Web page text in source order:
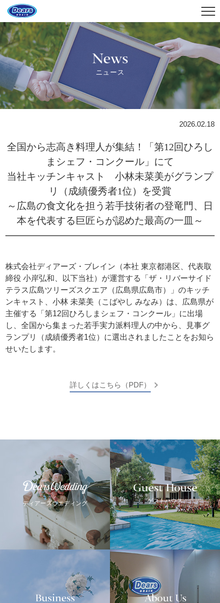
News
ニュース
2026.02.18
全国から志高き料理人が集結！「第12回ひろし
まシェフ・コンクール」にて
当社キッチンキャスト 小林未菜美がグランプ
リ（成績優秀者1位）を受賞
～広島の食文化を担う若手技術者の登竜門、日
本を代表する巨匠らが認めた最高の一皿～
株式会社ディアーズ・ブレイン（本社 東京都港区、代表取
締役 小岸弘和、以下当社）が運営する「ザ・リバーサイド
テラス広島ツリーズスクエア（広島県広島市）」のキッチ
ンキャスト、小林 未菜美（こばやし みなみ）は、広島県が
主催する「第12回ひろしまシェフ・コンクール」に出場
し、全国から集まった若手実力派料理人の中から、見事グ
ランプリ（成績優秀者1位）に選出されましたことをお知ら
せいたします。
詳しくはこちら（PDF）
Dears Wedding
ディアーズウエディング Guest House
ゲストハウス